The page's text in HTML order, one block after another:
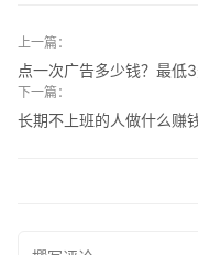
上一篇：
点一次广告多少钱？最低3
下一篇：
长期不上班的人做什么赚